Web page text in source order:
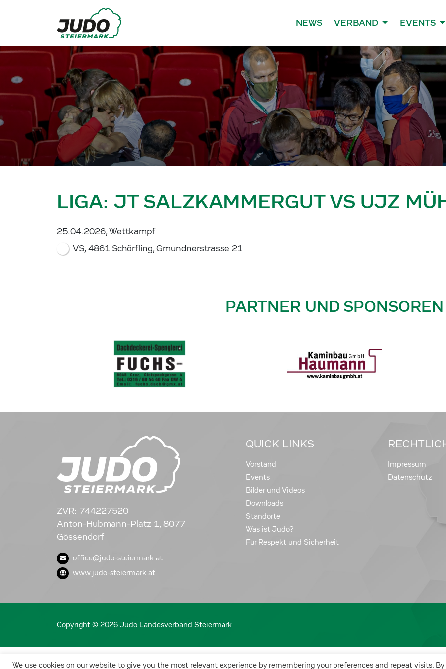
NEWS VERBAND EVENTS
LIGA: JT SALZKAMMERGUT VS UJZ
25.04.2026, Wettkampf
VS, 4861 Schörfling, Gmundnerstrasse 21
We use cookies on our website to give you the most relevant experience by remembering your preferences and repeat visits. By
PARTNER UND SPONSOREN
ZVR: 744227520
Anton-Hubmann-Platz 1, 8077
Gössendorf
office@judo-steiermark.at
www.judo-steiermark.at
QUICK LINKS
Vorstand
Events
Bilder und Videos
Downloads
Standorte
Was ist Judo?
Für Respekt und Sicherheit
Impressum
Datenschutz
Copyright © 2026 Judo Landesverband Steiermark